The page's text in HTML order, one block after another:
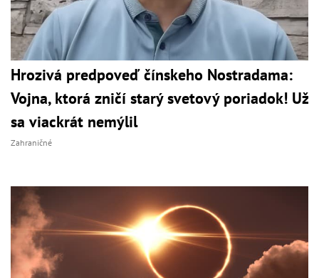
Hrozivá predpoveď čínskeho Nostradama:
Vojna, ktorá zničí starý svetový poriadok! Už
sa viackrát nemýlil
Zahraničné